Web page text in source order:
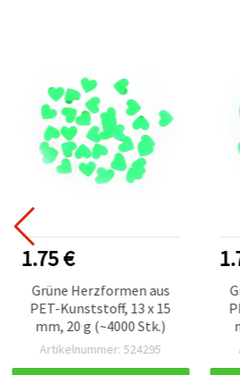
1.75 €
Grüne Herzformen aus
PET-Kunststoff, 13 x 15
mm, 20 g (~4000 Stk.)
Artikelnummer: 524295